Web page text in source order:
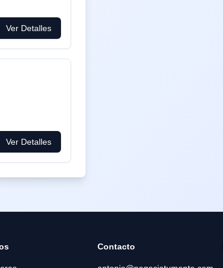
la
Ver Detalles
Ver Detalles
Contacto